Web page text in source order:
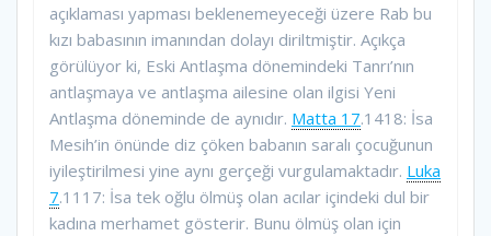
açıklaması yapması beklenemeyeceği üzere Rab bu
kızı babasının imanından dolayı diriltmiştir. Açıkça
görülüyor ki, Eski Antlaşma dönemindeki Tanrı’nın
antlaşmaya ve antlaşma ailesine olan ilgisi Yeni
Antlaşma döneminde de aynıdır. Matta 17.1418: İsa
Mesih’in önünde diz çöken babanın saralı çocuğunun
iyileştirilmesi yine aynı gerçeği vurgulamaktadır. Luka
7.1117: İsa tek oğlu ölmüş olan acılar içindeki dul bir
kadına merhamet gösterir. Bunu ölmüş olan için